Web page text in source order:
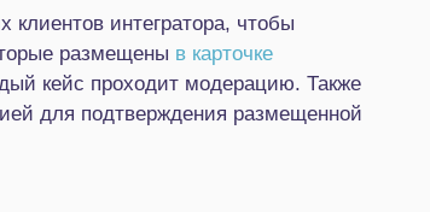
клиентов интегратора, чтобы
размещены в карточке
кейс проходит модерацию. Также
для подтверждения размещенной